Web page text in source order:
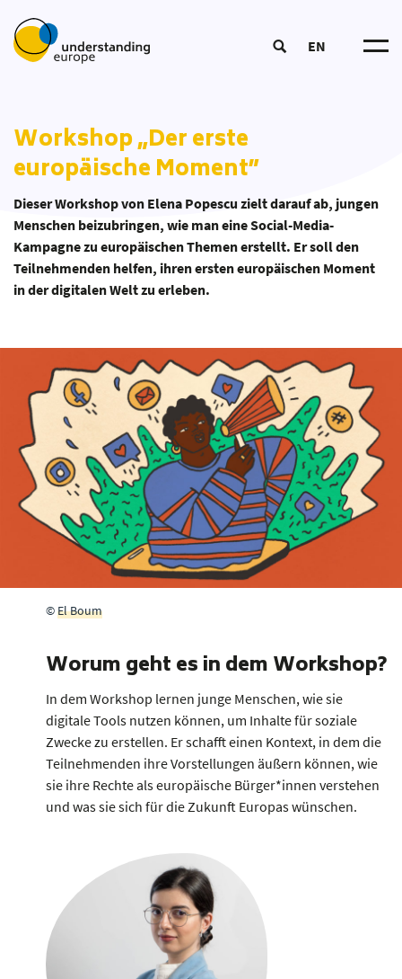
EN
Team
Partner*innen
European Summer School
Transnational Trainings
Fellowships
Bildung
Bildungsmaterial
Bildungsansatz
Publikationen
Unsere Toolbox
Aktuelles
Workshop „Der erste
europäische Moment”
Dieser Workshop von Elena Popescu zielt darauf ab, jungen
Menschen beizubringen, wie man eine Social-Media-
Kampagne zu europäischen Themen erstellt. Er soll den
Teilnehmenden helfen, ihren ersten europäischen Moment
in der digitalen Welt zu erleben.
©El Boum
Worum geht es in dem Workshop?
In dem Workshop lernen junge Menschen, wie sie
digitale Tools nutzen können, um Inhalte für soziale
Zwecke zu erstellen. Er schafft einen Kontext, in dem die
Teilnehmenden ihre Vorstellungen äußern können, wie
sie ihre Rechte als europäische Bürger*innen verstehen
und was sie sich für die Zukunft Europas wünschen.